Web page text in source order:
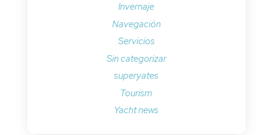
Invernaje
Navegación
Servicios
Sin categorizar
superyates
Tourism
Yacht news